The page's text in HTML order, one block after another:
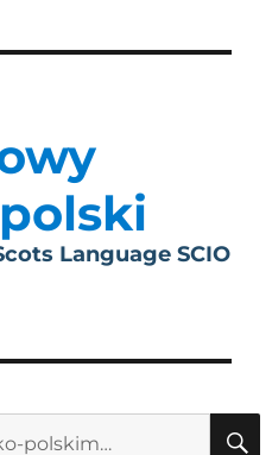
Language SCIO